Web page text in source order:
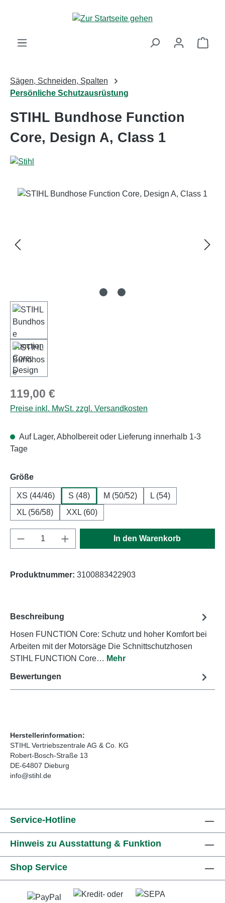
Zum Hauptinhalt springen
Sägen, Schneiden, Spalten
Persönliche Schutzausrüstung
STIHL Bundhose Function
Core, Design A, Class 1
Bildergalerie überspringen
Regulärer Preis:
119,00 €
Preise inkl. MwSt. zzgl. Versandkosten
Auf Lager, Abholbereit oder Lieferung innerhalb 1-3
Tage
Größeauswählen
XS (44/46) S (48) M (50/52)
L (54)
XL (56/58)
XXL (60)
Produkt Anzahl: Gib den gewünschten
In den Warenkorb
Produktnummer: 3100883422903
Beschreibung
Hosen FUNCTION Core: Schutz und hoher Komfort bei
Arbeiten mit der Motorsäge Die Schnittschutzhosen
STIHL FUNCTION Core… Mehr
Bewertungen
Herstellerinformation:
STIHL Vertriebszentrale AG & Co. KG
Robert-Bosch-Straße 13
DE-64807 Dieburg
info@stihl.de
Service-Hotline
Hinweis zu Ausstattung & Funktion
Shop Service